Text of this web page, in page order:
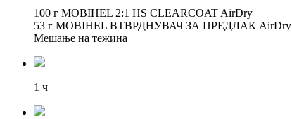
100 г MOBIHEL 2:1 HS CLEARCOAT AirDry
53 г MOBIHEL ВТВРДНУВАЧ ЗА ПРЕДЛАК AirDry
Мешање на тежина
1 ч